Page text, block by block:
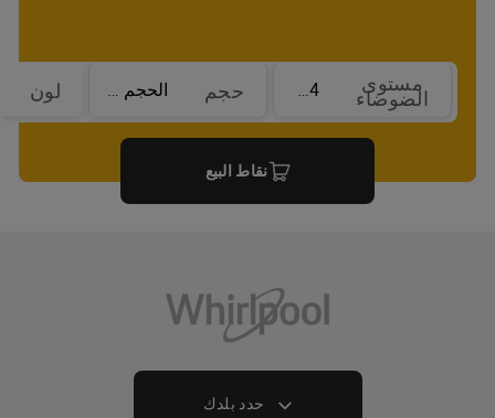
مستوى
الضوضاء 44 dBA حجم الحجم الكامل لون
نقاط البيع
حدد بلدك